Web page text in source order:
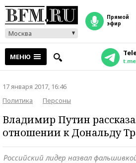
Москва
прямой
эфир
МЕНЮ
17 января 2017, 16:46
Политика
Персоны
Владимир Путин
отношении к Дональду
Российский лидер назвал